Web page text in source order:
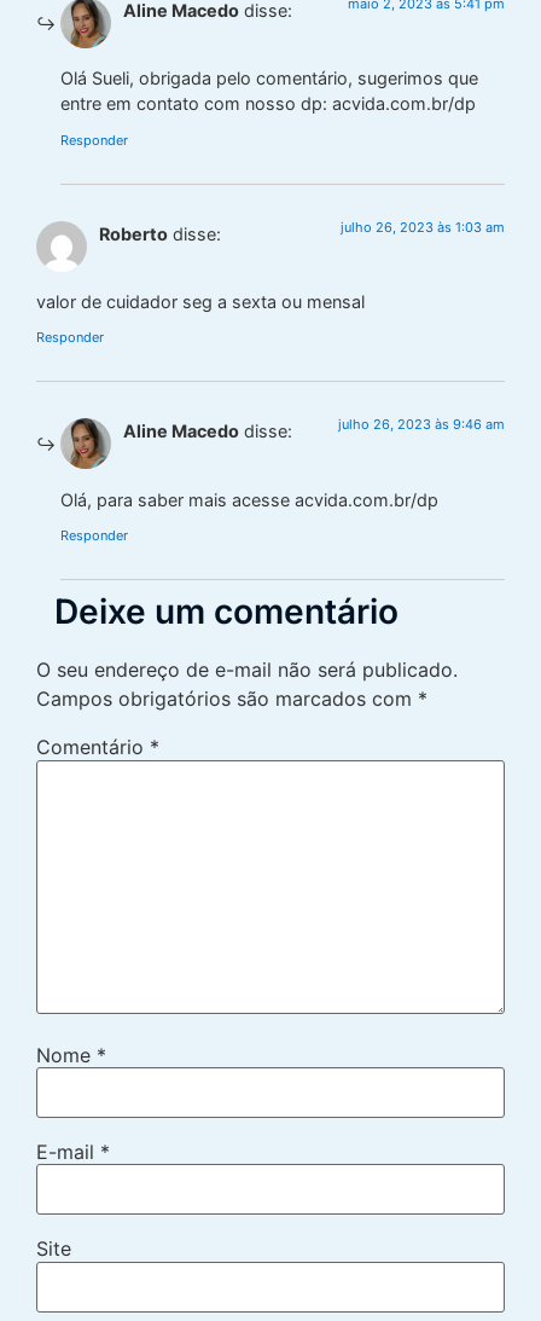
Aline Macedo disse: maio 2, 2023 às 5:41 pm
Olá Sueli, obrigada pelo comentário, sugerimos que
entre em contato com nosso dp: acvida.com.br/dp
Responder
Roberto disse: julho 26, 2023 às 1:03 am
valor de cuidador seg a sexta ou mensal
Responder
Aline Macedo disse: julho 26, 2023 às 9:46 am
Olá, para saber mais acesse acvida.com.br/dp
Responder
Deixe um comentário
O seu endereço de e-mail não será publicado.
Campos obrigatórios são marcados com *
Comentário *
Nome *
E-mail *
Site